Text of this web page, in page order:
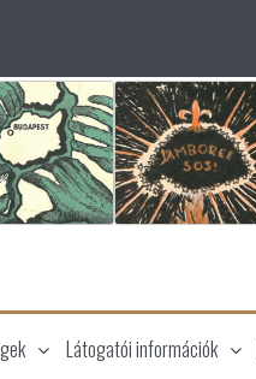
Látogatói információk